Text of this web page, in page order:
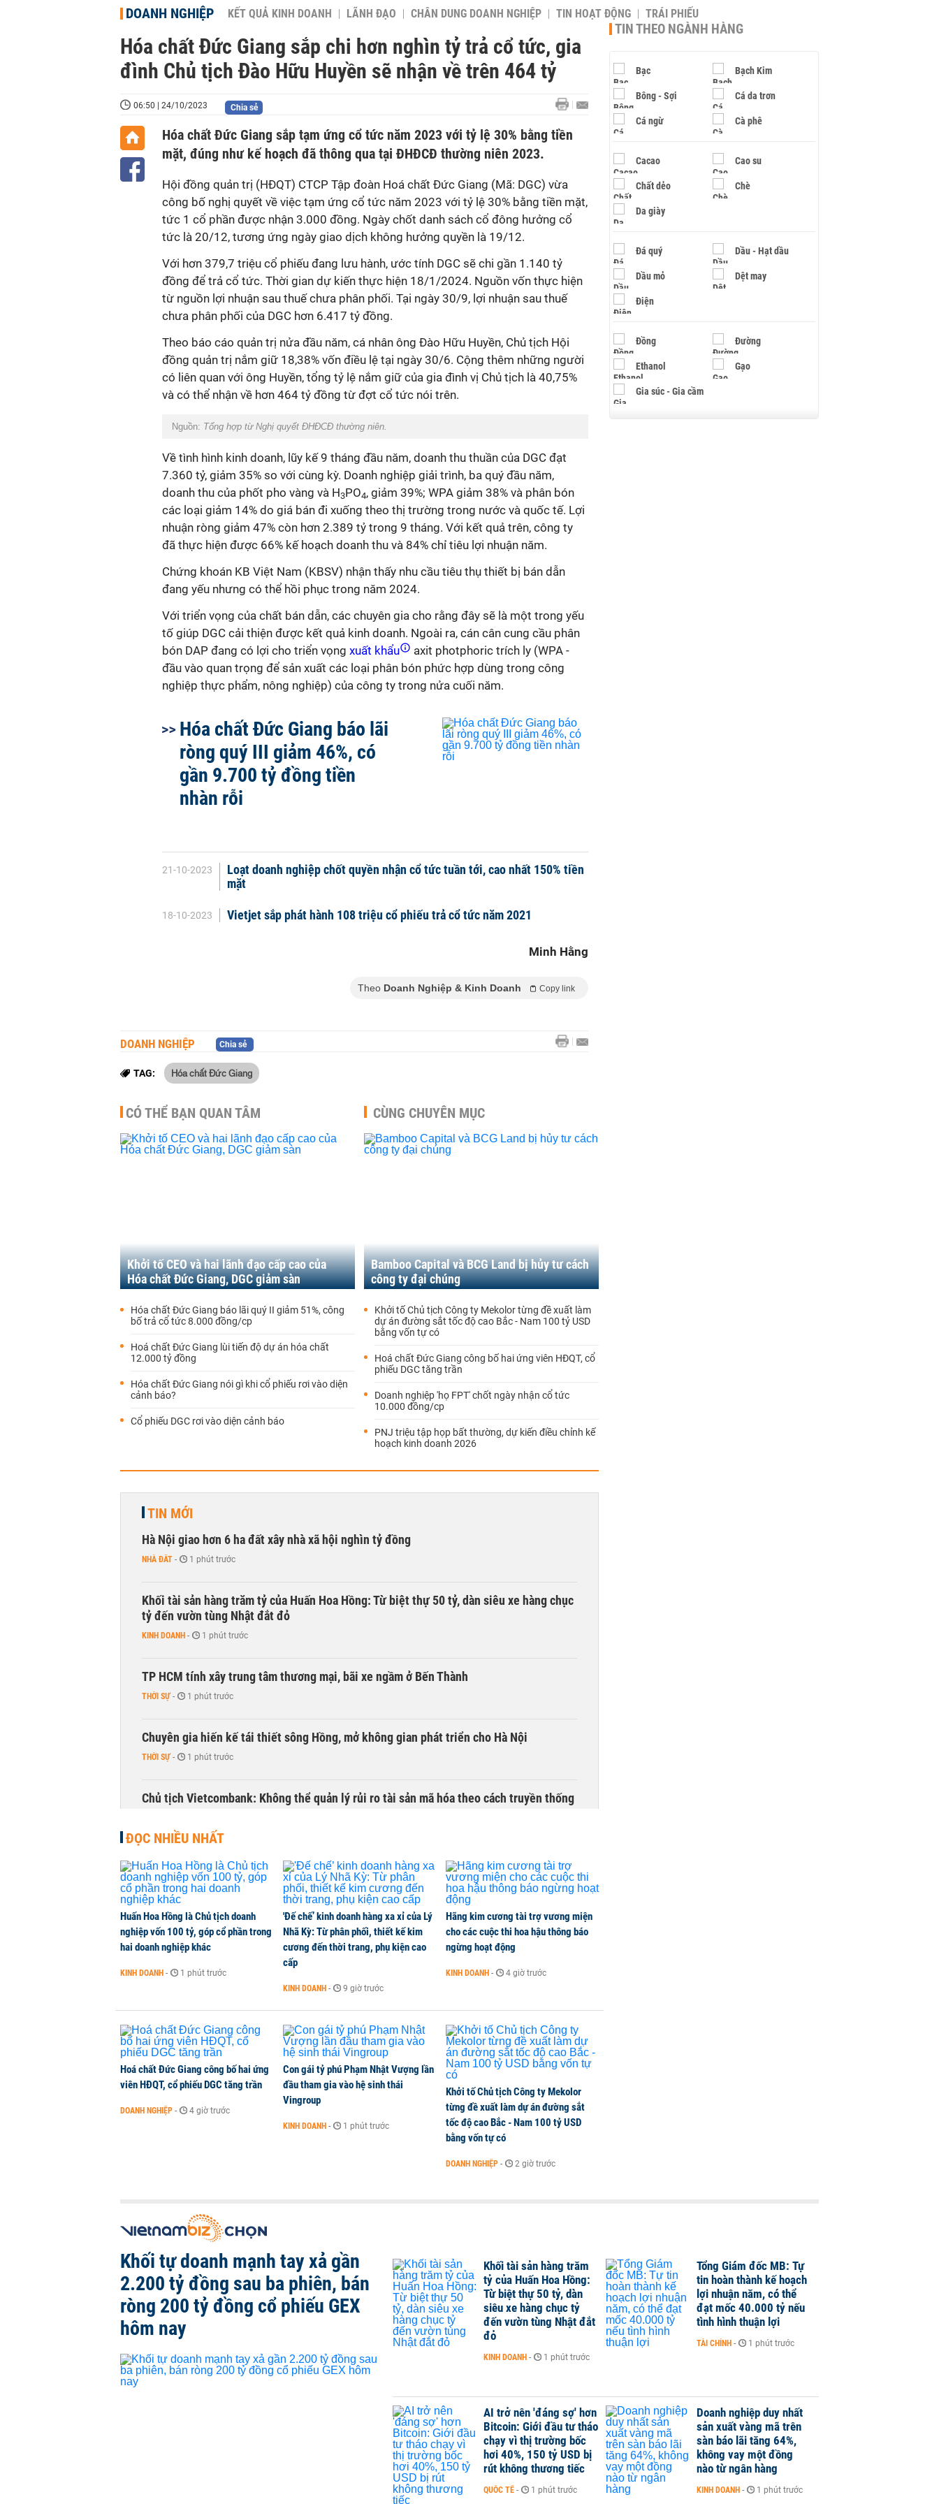
DOANH NGHIỆP KẾT QUẢ KINH DOANH LÃNH ĐẠO CHÂN DUNG DOANH NGHIỆP TIN HOẠT ĐỘNG TRÁI PHIẾU
Hóa chất Đức Giang sắp chi hơn nghìn tỷ trả cổ tức, gia
đình Chủ tịch Đào Hữu Huyền sẽ nhận về trên 464 tỷ
06:50 | 24/10/2023 Chia sẻ
Hóa chất Đức Giang sắp tạm ứng cổ tức năm 2023 với tỷ lệ 30% bằng tiền
mặt, đúng như kế hoạch đã thông qua tại ĐHĐCĐ thường niên 2023.
Hội đồng quản trị (HĐQT) CTCP Tập đoàn Hoá chất Đức Giang (Mã: DGC) vừa
công bố nghị quyết về việc tạm ứng cổ tức năm 2023 với tỷ lệ 30% bằng tiền mặt,
tức 1 cổ phần được nhận 3.000 đồng. Ngày chốt danh sách cổ đông hưởng cổ
tức là 20/12, tương ứng ngày giao dịch không hưởng quyền là 19/12.
Với hơn 379,7 triệu cổ phiếu đang lưu hành, ước tính DGC sẽ chi gần 1.140 tỷ
đồng để trả cổ tức. Thời gian dự kiến thực hiện 18/1/2024. Nguồn vốn thực hiện
từ nguồn lợi nhuận sau thuế chưa phân phối. Tại ngày 30/9, lợi nhuận sau thuế
chưa phân phối của DGC hơn 6.417 tỷ đồng.
Theo báo cáo quản trị nửa đầu năm, cá nhân ông Đào Hữu Huyền, Chủ tịch Hội
đồng quản trị nắm giữ 18,38% vốn điều lệ tại ngày 30/6. Cộng thêm những người
có liên quan với ông Huyền, tổng tỷ lệ nắm giữ của gia đình vị Chủ tịch là 40,75%
và có thể nhận về hơn 464 tỷ đồng từ đợt cổ tức nói trên.
Nguồn: Tổng hợp từ Nghị quyết ĐHĐCĐ thường niên.
Về tình hình kinh doanh, lũy kế 9 tháng đầu năm, doanh thu thuần của DGC đạt
7.360 tỷ, giảm 35% so với cùng kỳ. Doanh nghiệp giải trình, ba quý đầu năm,
doanh thu của phốt pho vàng và H3PO4, giảm 39%; WPA giảm 38% và phân bón
các loại giảm 14% do giá bán đi xuống theo thị trường trong nước và quốc tế. Lợi
nhuận ròng giảm 47% còn hơn 2.389 tỷ trong 9 tháng. Với kết quả trên, công ty
đã thực hiện được 66% kế hoạch doanh thu và 84% chỉ tiêu lợi nhuận năm.
Chứng khoán KB Việt Nam (KBSV) nhận thấy nhu cầu tiêu thụ thiết bị bán dẫn
đang yếu nhưng có thể hồi phục trong năm 2024.
Với triển vọng của chất bán dẫn, các chuyên gia cho rằng đây sẽ là một trong yếu
tố giúp DGC cải thiện được kết quả kinh doanh. Ngoài ra, cán cân cung cầu phân
bón DAP đang có lợi cho triển vọng xuất khẩu
axit photphoric trích ly (WPA -
đầu vào quan trọng để sản xuất các loại phân bón phức hợp dùng trong công
nghiệp thực phẩm, nông nghiệp) của công ty trong nửa cuối năm.
Hóa chất Đức Giang báo lãi
ròng quý III giảm 46%, có
gần 9.700 tỷ đồng tiền
nhàn rỗi
21-10-2023
Loạt doanh nghiệp chốt quyền nhận cổ tức tuần tới, cao nhất 150% tiền
mặt
18-10-2023 Vietjet sắp phát hành 108 triệu cổ phiếu trả cổ tức năm 2021
Minh Hằng
Theo Doanh Nghiệp & Kinh Doanh Copy link
DOANH NGHIỆP Chia sẻ
TAG: Hóa chất Đức Giang
CÓ THỂ BẠN QUAN TÂM
Khởi tố CEO và hai lãnh đạo cấp cao của
Hóa chất Đức Giang, DGC giảm sàn
Hóa chất Đức Giang báo lãi quý II giảm 51%, công
bố trả cổ tức 8.000 đồng/cp
Hoá chất Đức Giang lùi tiến độ dự án hóa chất
12.000 tỷ đồng
Hóa chất Đức Giang nói gì khi cổ phiếu rơi vào diện
cảnh báo?
Cổ phiếu DGC rơi vào diện cảnh báo
CÙNG CHUYÊN MỤC
Bamboo Capital và BCG Land bị hủy tư cách
công ty đại chúng
Khởi tố Chủ tịch Công ty Mekolor từng đề xuất làm
dự án đường sắt tốc độ cao Bắc - Nam 100 tỷ USD
bằng vốn tự có
Hoá chất Đức Giang công bố hai ứng viên HĐQT, cổ
phiếu DGC tăng trần
Doanh nghiệp 'họ FPT' chốt ngày nhận cổ tức
10.000 đồng/cp
PNJ triệu tập họp bất thường, dự kiến điều chỉnh kế
hoạch kinh doanh 2026
TIN MỚI
Hà Nội giao hơn 6 ha đất xây nhà xã hội nghìn tỷ đồng
NHÀ ĐẤT - 1 phút trước
Khối tài sản hàng trăm tỷ của Huấn Hoa Hồng: Từ biệt thự 50 tỷ, dàn siêu xe hàng chục
tỷ đến vườn tùng Nhật đắt đỏ
KINH DOANH - 1 phút trước
TP HCM tính xây trung tâm thương mại, bãi xe ngầm ở Bến Thành
THỜI SỰ - 1 phút trước
Chuyên gia hiến kế tái thiết sông Hồng, mở không gian phát triển cho Hà Nội
THỜI SỰ - 1 phút trước
Chủ tịch Vietcombank: Không thể quản lý rủi ro tài sản mã hóa theo cách truyền thống
Hàng trăm người sập bẫy nhà ở xã hội và 4 dự án 'ma' ở TP HCM
NHÀ ĐẤT - 1 phút trước
Tổng Bí thư, Chủ tịch nước: Làm rõ trách nhiệm khi dự án chậm tiến độ, đội vốn
THỜI SỰ 1 phút trước
Quảng Ninh tính chi 80.000 tỷ đồng làm đường sắt kết nối Trung Quốc
ĐỌC NHIỀU NHẤT
Huấn Hoa Hồng là Chủ tịch doanh
nghiệp vốn 100 tỷ, góp cổ phần trong
hai doanh nghiệp khác
KINH DOANH - 1 phút trước
'Đế chế’ kinh doanh hàng xa xỉ của Lý
Nhã Kỳ: Từ phân phối, thiết kế kim
cương đến thời trang, phụ kiện cao
cấp
KINH DOANH - 9 giờ trước
Hãng kim cương tài trợ vương miện
cho các cuộc thi hoa hậu thông báo
ngừng hoạt động
KINH DOANH - 4 giờ trước
Hoá chất Đức Giang công bố hai ứng
viên HĐQT, cổ phiếu DGC tăng trần
DOANH NGHIỆP - 4 giờ trước
Con gái tỷ phú Phạm Nhật Vượng lần
đầu tham gia vào hệ sinh thái
Vingroup
KINH DOANH - 1 phút trước
Khởi tố Chủ tịch Công ty Mekolor
từng đề xuất làm dự án đường sắt
tốc độ cao Bắc - Nam 100 tỷ USD
bằng vốn tự có
DOANH NGHIỆP - 2 giờ trước
TIN THEO NGÀNH HÀNG
Bạc Bạch Kim
Bông - Sợi Cá da trơn
Cá ngừ Cà phê
Cacao Cao su
Chất dẻo Chè
Da giày
Đá quý Dầu - Hạt dầu
Dầu mỏ Dệt may
Điện
Đồng Đường
Ethanol Gạo
Gia súc - Gia cầm
Khối tự doanh mạnh tay xả gần
2.200 tỷ đồng sau ba phiên, bán
ròng 200 tỷ đồng cổ phiếu GEX
hôm nay
Khối tài sản hàng trăm
tỷ của Huấn Hoa Hồng:
Từ biệt thự 50 tỷ, dàn
siêu xe hàng chục tỷ
đến vườn tùng Nhật đắt
đỏ
KINH DOANH - 1 phút trước
Tổng Giám đốc MB: Tự
tin hoàn thành kế hoạch
lợi nhuận năm, có thể
đạt mốc 40.000 tỷ nếu
tình hình thuận lợi
TÀI CHÍNH - 1 phút trước
AI trở nên 'đáng sợ' hơn
Bitcoin: Giới đầu tư tháo
chạy vì thị trường bốc
hơi 40%, 150 tỷ USD bị
rút không thương tiếc
QUỐC TẾ - 1 phút trước
Doanh nghiệp duy nhất
sản xuất vàng mã trên
sàn báo lãi tăng 64%,
không vay một đồng
nào từ ngân hàng
KINH DOANH - 1 phút trước